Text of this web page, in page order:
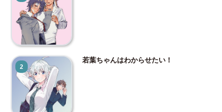
2
若葉ちゃんはわからせたい！